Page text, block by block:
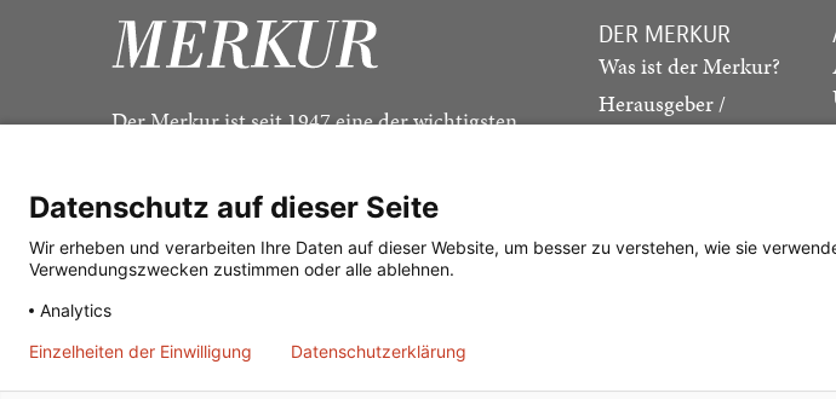
Der Merkur ist seit 1947 eine der wichtigsten
DER MERKUR
Was ist der Merkur?
Herausgeber /
Redaktion
Datenschutz auf dieser Seite
Wir erheben und verarbeiten Ihre Daten auf dieser Website, um besser zu verstehen, wie sie
Verwendungszwecken zustimmen oder alle ablehnen.
Analytics
Einzelheiten der Einwilligung Datenschutzerklärung